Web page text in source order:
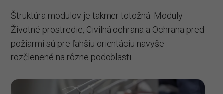
Štruktúra modulov je takmer totožná. Moduly
Životné prostredie, Civilná ochrana a Ochrana pred
požiarmi sú pre ľahšiu orientáciu navyše
rozčlenené na rôzne podoblasti.